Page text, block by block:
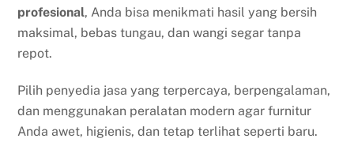
profesional, Anda bisa menikmati hasil yang bersih
maksimal, bebas tungau, dan wangi segar tanpa
repot.
Pilih penyedia jasa yang terpercaya, berpengalaman,
dan menggunakan peralatan modern agar furnitur
Anda awet, higienis, dan tetap terlihat seperti baru.